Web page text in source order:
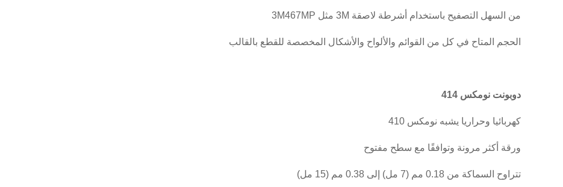
من السهل التصفيح باستخدام أشرطة لاصقة 3M مثل 3M467MP
الحجم المتاح في كل من القوائم والألواح والأشكال المخصصة للقطع بالقالب
دوبونت نومكس 414
كهربائيا وحراريا يشبه نومكس 410
ورقة أكثر مرونة وتوافقًا مع سطح مفتوح
تتراوح السماكة من 0.18 مم (7 مل) إلى 0.38 مم (15 مل)